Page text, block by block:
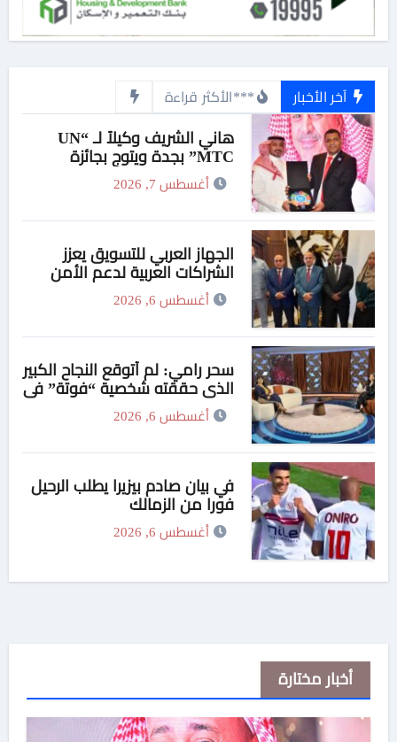
آخر الأخبار ***الأكثر قراءة
هاني الشريف وكيلاً لـ “UN
MTC” بجدة ويتوج بجائزة
“القائد المؤثر”
أغسطس 7, 2026
الجهاز العربي للتسويق يعزز
الشراكات العربية لدعم الأمن
الدوائي في السودان
أغسطس 6, 2026
سحر رامي: لم أتوقع النجاح الكبير
الذي حققته شخصية “فوتة” في
مسلسل “اتنين غيرنا”، وحزنت
لعدم وجود تتر للمسلسل
أغسطس 6, 2026
في بيان صادم بيزيرا يطلب الرحيل
فورا من الزمالك
أغسطس 6, 2026
أخبار مختارة